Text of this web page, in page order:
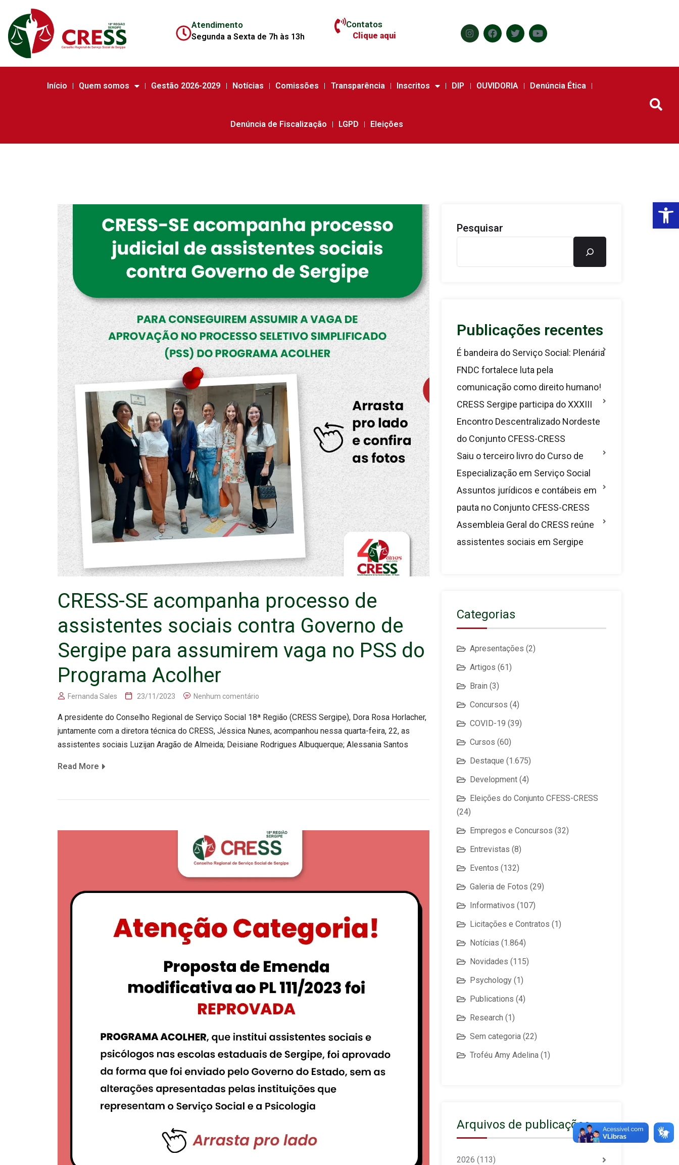
Atendimento
Segunda a Sexta de 7h às 13h
Contatos
Clique aqui
Início Quem somos Gestão 2026-2029 Notícias Comissões Transparência Inscritos DIP OUVIDORIA Denúncia Ética
Denúncia de Fiscalização LGPD Eleições
CRESS-SE acompanha processo de
assistentes sociais contra Governo de
Sergipe para assumirem vaga no PSS do
Programa Acolher
Fernanda Sales 23/11/2023 Nenhum comentário
A presidente do Conselho Regional de Serviço Social 18ª Região (CRESS Sergipe), Dora Rosa Horlacher,
juntamente com a diretora técnica do CRESS, Jéssica Nunes, acompanhou nessa quarta-feira, 22, as
assistentes sociais Luzijan Aragão de Almeida; Deisiane Rodrigues Albuquerque; Alessania Santos
Read More
Pesquisar
Publicações recentes
É bandeira do Serviço Social: Plenária
FNDC fortalece luta pela
comunicação como direito humano!
CRESS Sergipe participa do XXXIII
Encontro Descentralizado Nordeste
do Conjunto CFESS-CRESS
Saiu o terceiro livro do Curso de
Especialização em Serviço Social
Assuntos jurídicos e contábeis em
pauta no Conjunto CFESS-CRESS
Assembleia Geral do CRESS reúne
assistentes sociais em Sergipe
Categorias
Apresentações (2)
Artigos (61)
Brain (3)
Concursos (4)
COVID-19 (39)
Cursos (60)
Destaque (1.675)
Development (4)
Eleições do Conjunto CFESS-CRESS
(24)
Empregos e Concursos (32)
Entrevistas (8)
Eventos (132)
Galeria de Fotos (29)
Informativos (107)
Licitações e Contratos (1)
Notícias (1.864)
Novidades (115)
Psychology (1)
Publications (4)
Research (1)
Sem categoria (22)
Troféu Amy Adelina (1)
Arquivos de publicações
2026 (113)